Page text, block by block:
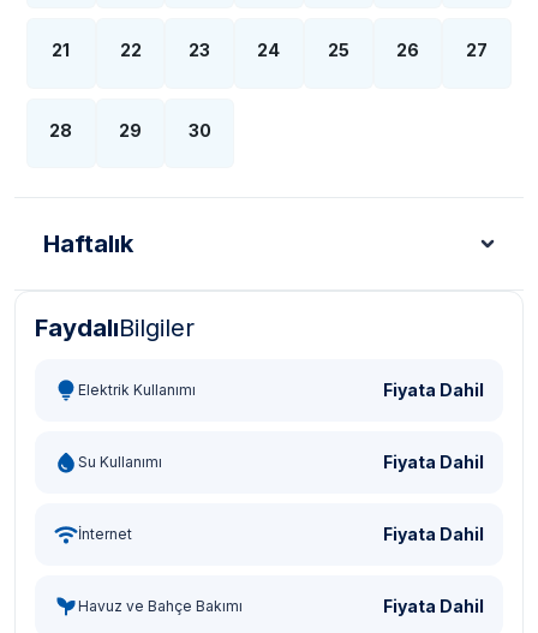
21 22 23 24 25 26 27
28 29 30
Haftalık
Türk Lirası - TL
FaydalıBilgiler
Elektrik Kullanımı Fiyata Dahil
Su Kullanımı Fiyata Dahil
İnternet Fiyata Dahil
Havuz ve Bahçe Bakımı Fiyata Dahil